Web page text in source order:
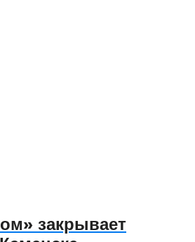
закрывает